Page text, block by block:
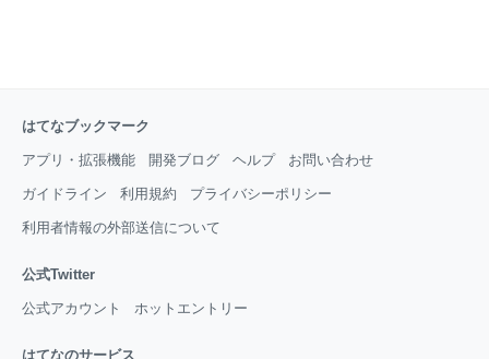
はてなブックマーク
アプリ・拡張機能 開発ブログ ヘルプ お問い合わせ
ガイドライン 利用規約 プライバシーポリシー
利用者情報の外部送信について
公式Twitter
公式アカウント ホットエントリー
はてなのサービス